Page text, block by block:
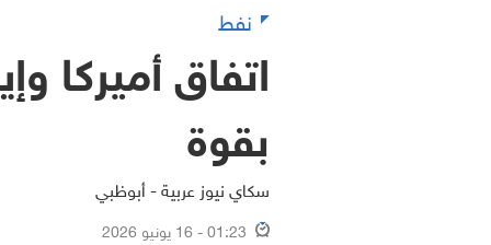
نفط
اتفاق أميركا
بقوة
سكاي نيوز عربية - أبوظبي
01:23 - 16 يونيو 2026